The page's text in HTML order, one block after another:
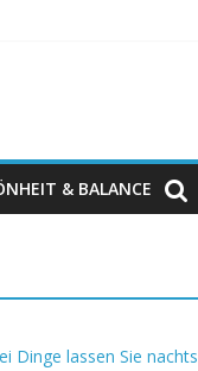
& BALANCE
Dinge lassen Sie nachts